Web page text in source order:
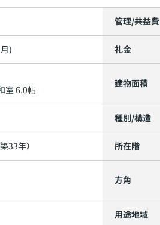
管理/共益費
) 礼金
室 6.0帖
建物面積
種別/構造
33年） 所在階
方角
用途地域